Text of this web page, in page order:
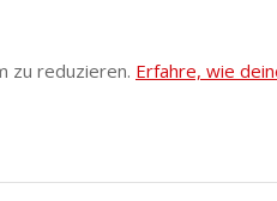
zu reduzieren. Erfahre, wie